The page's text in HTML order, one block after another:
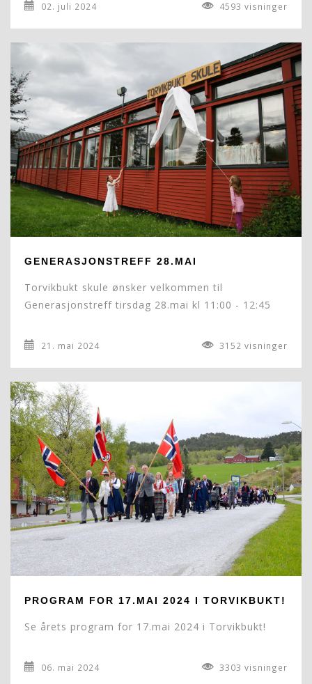
02. juli 2024 4593 visninger
GENERASJONSTREFF 28.MAI
Torvikbukt skule ønsker velkommen til
Generasjonstreff tirsdag 28.mai kl 11:00 - 12:45
21. mai 2024 3152 visninger
PROGRAM FOR 17.MAI 2024 I TORVIKBUKT!
Se årets program for 17.mai 2024 i Torvikbukt!
06. mai 2024 3303 visninger